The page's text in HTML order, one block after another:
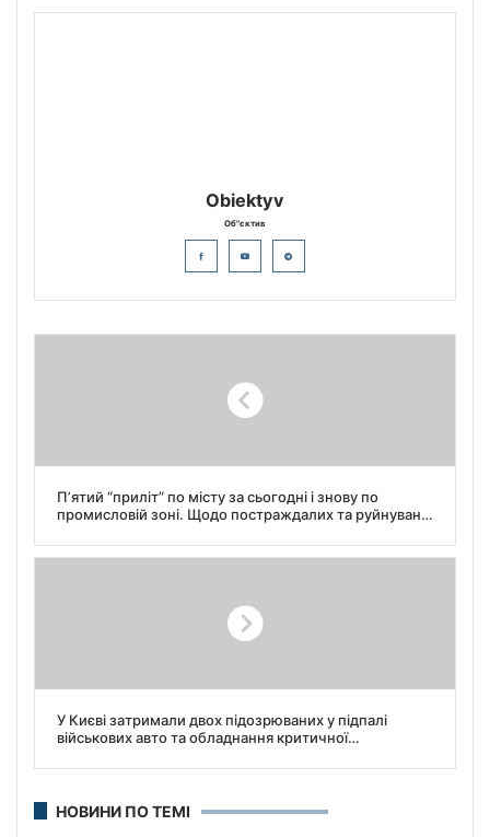
Obiektyv
Об"єктив
П’ятий “приліт” по місту за сьогодні і знову по
промисловій зоні. Щодо постраждалих та руйнувань
Терехов.
У Києві затримали двох підозрюваних у підпалі
військових авто та обладнання критичної
НОВИНИ ПО ТЕМІ